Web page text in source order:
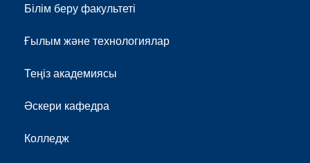
Білім беру факультеті
Ғылым және технологиялар
Теңіз академиясы
Әскери кафедра
Колледж